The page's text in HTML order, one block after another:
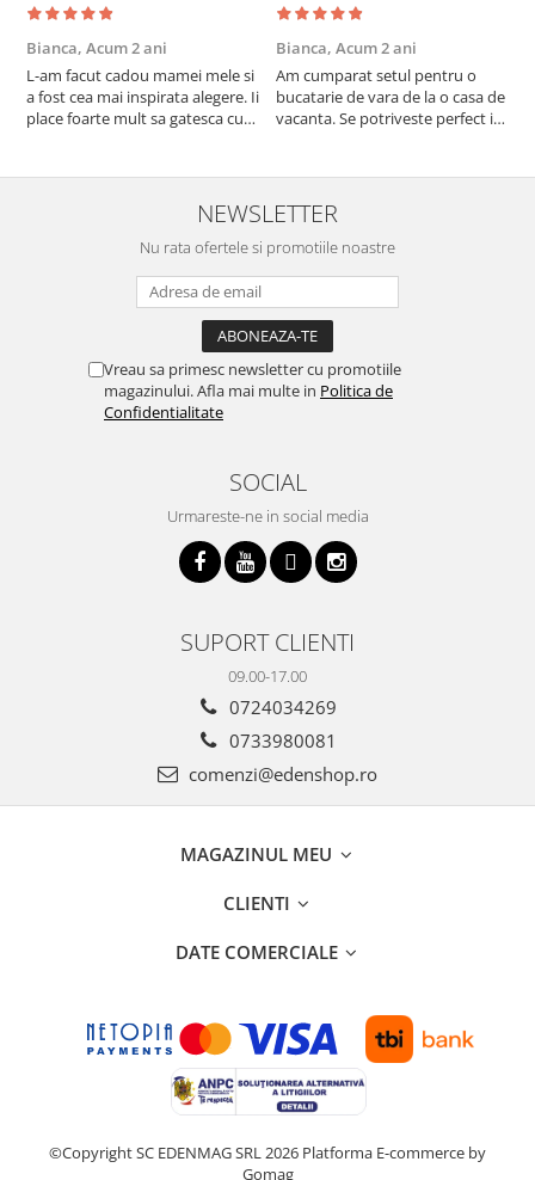
Bianca, Acum 2 ani
L-am facut cadou mamei mele si
a fost cea mai inspirata alegere. Ii
place foarte mult sa gatesca cu
cratita...ma gandesc serios sa imi
cumpar si eu! Recomand mult !
Bianca, Acum 2 ani
Am cumparat setul pentru o
bucatarie de vara de la o casa de
vacanta. Se potriveste perfect in
buna, recomand cu drag !
NEWSLETTER
Nu rata ofertele si promotiile noastre
Vreau sa primesc newsletter cu promotiile
magazinului. Afla mai multe in Politica de
Confidentialitate
SOCIAL
Urmareste-ne in social media
SUPORT CLIENTI
09.00-17.00
0724034269
0733980081
comenzi@edenshop.ro
MAGAZINUL MEU
CLIENTI
DATE COMERCIALE
©Copyright SC EDENMAG SRL 2026 Platforma E-commerce by
Gomag